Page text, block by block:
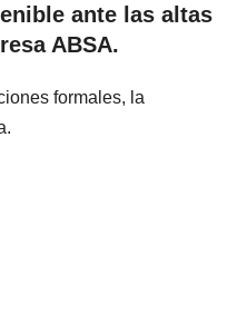
ante las altas
ABSA.
formales, la